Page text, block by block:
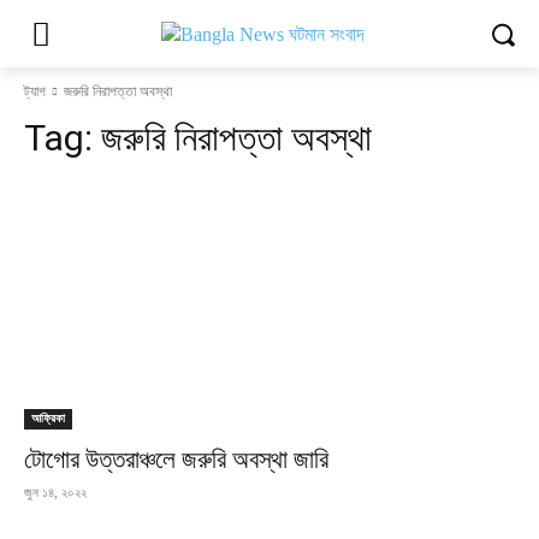
ট্যাগ জরুরি নিরাপত্তা অবস্থা
Tag: জরুরি নিরাপত্তা অবস্থা
আফ্রিকা
টোগোর উত্তরাঞ্চলে জরুরি অবস্থা জারি
জুন ১৪, ২০২২